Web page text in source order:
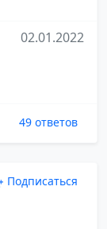
02.01.2022
49 ответов
Подписаться